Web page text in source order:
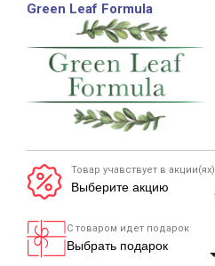
Green Leaf Formula
Товар учавствует в акции(ях)
С товаром идет подарок